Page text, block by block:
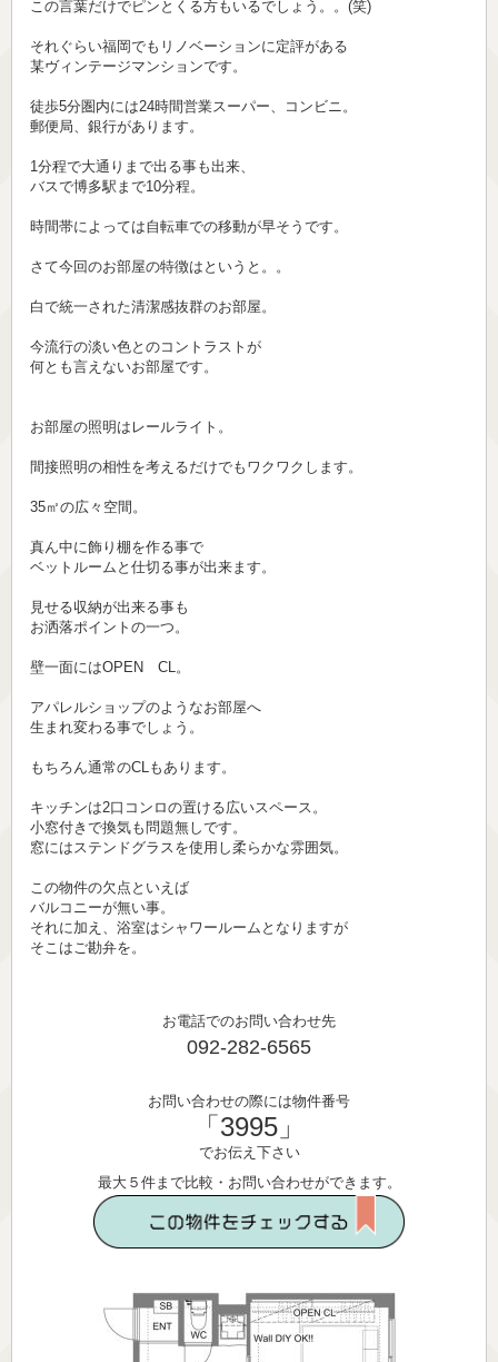
この言葉だけでピンとくる方もいるでしょう。。(笑)
それぐらい福岡でもリノベーションに定評がある
某ヴィンテージマンションです。
徒歩5分圏内には24時間営業スーパー、コンビニ。
郵便局、銀行があります。
1分程で大通りまで出る事も出来、
バスで博多駅まで10分程。
時間帯によっては自転車での移動が早そうです。
さて今回のお部屋の特徴はというと。。
白で統一された清潔感抜群のお部屋。
今流行の淡い色とのコントラストが
何とも言えないお部屋です。
お部屋の照明はレールライト。
間接照明の相性を考えるだけでもワクワクします。
35㎡の広々空間。
真ん中に飾り棚を作る事で
ベットルームと仕切る事が出来ます。
見せる収納が出来る事も
お洒落ポイントの一つ。
壁一面にはOPEN CL。
アパレルショップのようなお部屋へ
生まれ変わる事でしょう。
もちろん通常のCLもあります。
キッチンは2口コンロの置ける広いスペース。
小窓付きで換気も問題無しです。
窓にはステンドグラスを使用し柔らかな雰囲気。
この物件の欠点といえば
バルコニーが無い事。
それに加え、浴室はシャワールームとなりますが
そこはご勘弁を。
お電話でのお問い合わせ先
092-282-6565
お問い合わせの際には物件番号
「3995」
でお伝え下さい
最大５件まで比較・お問い合わせができます。